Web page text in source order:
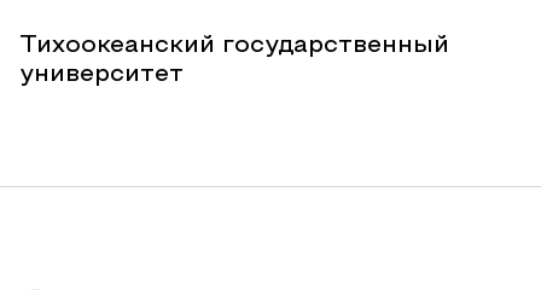
Тихоокеанский государственный
университет